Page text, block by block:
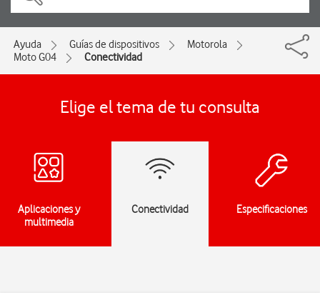
Ayuda Guías de dispositivos
Motorola
Moto G04
Conectividad
Elige el tema de tu consulta
Aplicaciones y
multimedia
Conectividad Especificaciones